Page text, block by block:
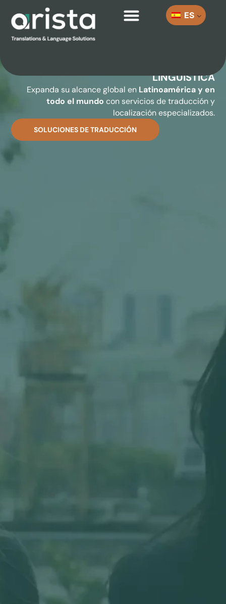
ES
TRADUCCIONES CONFIABLES
LINGÜÍSTICA
Expanda su alcance global en Latinoamérica y en
todo el mundo con servicios de traducción y
localización especializados.
SOLUCIONES DE TRADUCCIÓN